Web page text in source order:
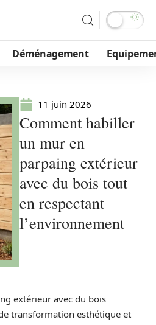
Déménagement
11 juin 2026
Comment habiller
un mur en
parpaing extérieur
avec du bois tout
en respectant
l’environnement
extérieur avec du bois
transformation esthétique et